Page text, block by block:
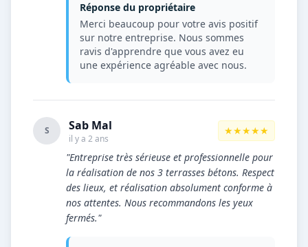
Réponse du propriétaire
Merci beaucoup pour votre avis positif
sur notre entreprise. Nous sommes
ravis d'apprendre que vous avez eu
une expérience agréable avec nous.
S Sab Mal
il y a 2 ans
★★★★★
"Entreprise très sérieuse et professionnelle pour
la réalisation de nos 3 terrasses bétons. Respect
des lieux, et réalisation absolument conforme à
nos attentes. Nous recommandons les yeux
fermés."